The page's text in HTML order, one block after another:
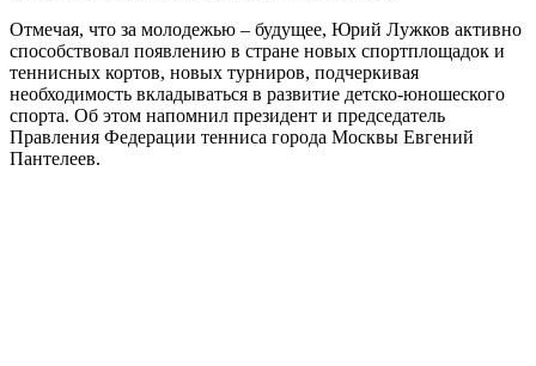
Отмечая, что за молодежью – будущее, Юрий Лужков активно
способствовал появлению в стране новых спортплощадок и
теннисных кортов, новых турниров, подчеркивая
необходимость вкладываться в развитие детско-юношеского
спорта. Об этом напомнил президент и председатель
Правления Федерации тенниса города Москвы Евгений
Пантелеев.